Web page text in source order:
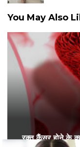
You May Also
रक्त कैंसर होने के